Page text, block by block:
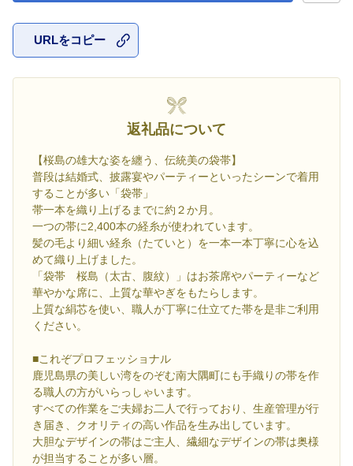
URLをコピー
返礼品について
【桜島の雄大な姿を纏う、伝統美の袋帯】
普段は結婚式、披露宴やパーティーといったシーンで着用
することが多い「袋帯」
帯一本を織り上げるまでに約２か月。
一つの帯に2,400本の経糸が使われています。
髪の毛より細い経糸（たていと）を一本一本丁寧に心を込
めて織り上げました。
「袋帯 桜島（太古、腹紋）」はお茶席やパーティーなど
華やかな席に、上質な華やぎをもたらします。
上質な絹芯を使い、職人が丁寧に仕立てた帯を是非ご利用
ください。
■これぞプロフェッショナル
鹿児島県の美しい湾をのぞむ南大隅町にも手織りの帯を作
る職人の方がいらっしゃいます。
すべての作業をご夫婦お二人で行っており、生産管理が行
き届き、クオリティの高い作品を生み出しています。
大胆なデザインの帯はご主人、繊細なデザインの帯は奥様
が担当することが多い層。